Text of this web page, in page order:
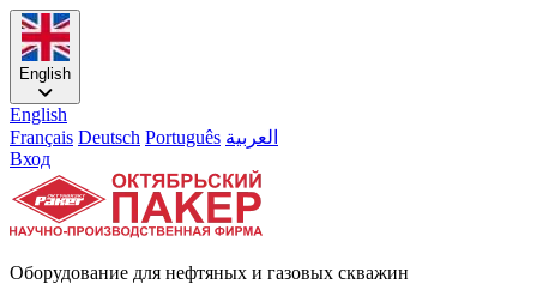
English
English
Français Deutsch Português العربية
Вход
Оборудование для нефтяных и газовых скважин